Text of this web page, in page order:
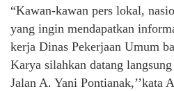
“Kawan-kawan pers lokal,
yang ingin mendapatkan
kerja Dinas Pekerjaan Umum
Karya silahkan datang
Jalan A. Yani Pontianak,’’kata